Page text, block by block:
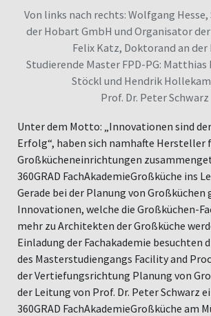
Von links nach rechts: Wolfgang
der Hobart GmbH und Organisator
Felix Katz, Doktorand an der
Studierende Master FPD-PG: Matthias
Stöckl und Hendrik
Prof. Dr. Peter Schwarz
Unter dem Motto: „Innovationen sind
Erfolg“, haben sich namhafte Hersteller
Großkücheneinrichtungen
360GRAD FachAkademieGroßküche ins
Gerade bei der Planung von
Innovationen, welche die Großküchen-
mehr zu Architekten der Großküche
Einladung der Fachakademie besuchten
des Masterstudiengangs Facility and
der Vertiefungsrichtung Planung von
der Leitung von Prof. Dr. Peter Schwarz
360GRAD FachAkademieGroßküche am